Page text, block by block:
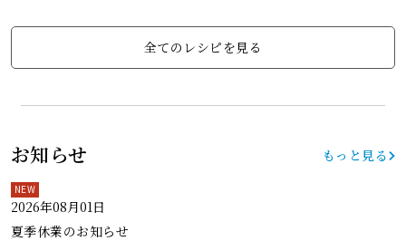
全てのレシピを見る
お知らせ もっと見る
NEW
2026年08月01日
夏季休業のお知らせ